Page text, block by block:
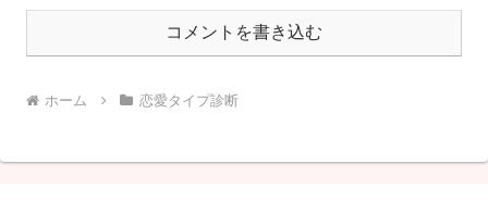
コメントを書き込む
ホーム 恋愛タイプ診断